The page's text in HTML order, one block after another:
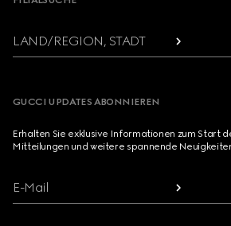
LAND/REGION, STADT
GUCCI UPDATES ABONNIEREN
Erhalten Sie exklusive Informationen zum Start
Mitteilungen und weitere spannende
E-Mail